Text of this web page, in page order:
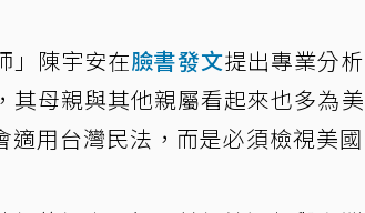
」陳宇安在臉書發文提出專業分
其母親與其他親屬看起來也多為
用台灣民法，而是必須檢視美國